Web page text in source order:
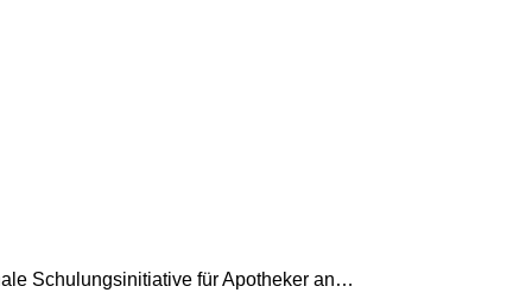
Schulungsinitiative für Apotheker an…